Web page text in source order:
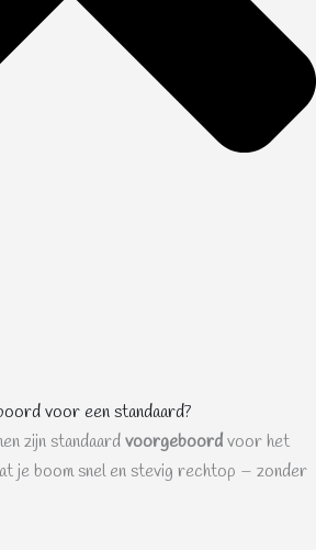
voor een standaard?
zijn standaardvoorgeboordvoor het
je boom snel en stevig rechtop – zonder